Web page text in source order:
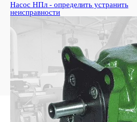
Насос НПл - определить устранить
неисправности